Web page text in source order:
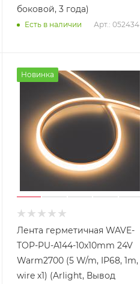
боковой, 3 года)
Есть в наличии Арт.: 052434
Новинка
Лента герметичная WAVE-
TOP-PU-A144-10x10mm 24V
Warm2700 (5 W/m, IP68, 1m,
wire x1) (Arlight, Вывод